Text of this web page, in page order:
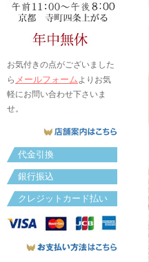
お気付きの点がございました
ら メールフォームよりお気
軽にお問い合わせ下さいま
せ。
代金引換
銀行振込
クレジットカード払い